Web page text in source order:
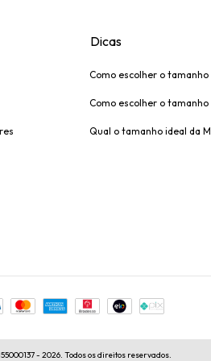
Dicas
Como escolher o tamanho
Como escolher o tamanho
Qual o tamanho ideal da
- 2026. Todos os direitos reservados.